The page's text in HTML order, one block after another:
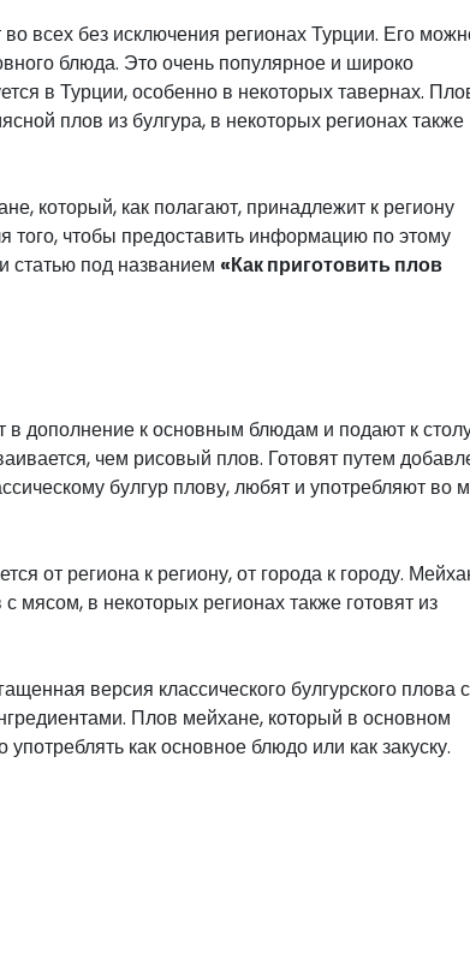
всех без исключения регионах Турции. Его
блюда. Это очень популярное и широко
в Турции, особенно в некоторых тавернах.
плов из булгура, в некоторых регионах также
который, как полагают, принадлежит к региону
того, чтобы предоставить информацию по этому
под названием «Как приготовить плов
дополнение к основным блюдам и подают к
чем рисовый плов. Готовят путем
булгур плову, любят и употребляют во
от региона к региону, от города к городу.
мясом, в некоторых регионах также готовят из
версия классического булгурского плова с
Плов мейхане, который в основном
как основное блюдо или как закуску.